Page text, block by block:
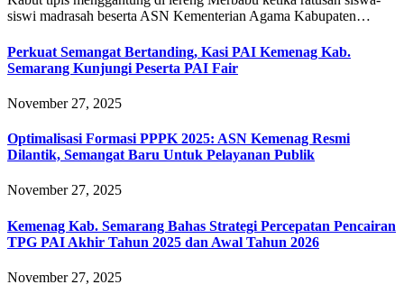
siswi madrasah beserta ASN Kementerian Agama Kabupaten…
Perkuat Semangat Bertanding, Kasi PAI Kemenag Kab.
Semarang Kunjungi Peserta PAI Fair
November 27, 2025
Optimalisasi Formasi PPPK 2025: ASN Kemenag Resmi
Dilantik, Semangat Baru Untuk Pelayanan Publik
November 27, 2025
Kemenag Kab. Semarang Bahas Strategi Percepatan Pencairan
TPG PAI Akhir Tahun 2025 dan Awal Tahun 2026
November 27, 2025